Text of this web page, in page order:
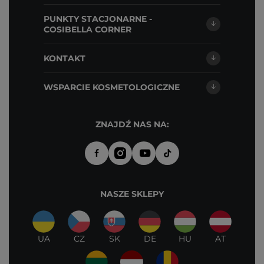
PUNKTY STACJONARNE -
COSIBELLA CORNER
KONTAKT
WSPARCIE KOSMETOLOGICZNE
ZNAJDŹ NAS NA:
NASZE SKLEPY
UA CZ SK DE HU AT